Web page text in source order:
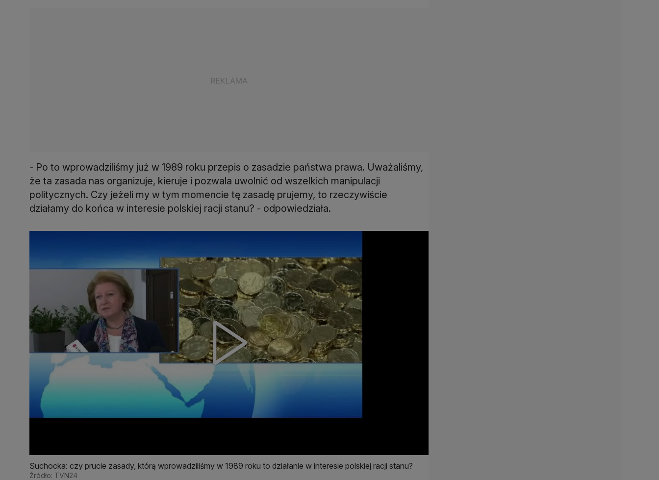
- Po to wprowadziliśmy już w 1989 roku przepis o zasadzie państwa prawa. Uważaliśmy,
że ta zasada nas organizuje, kieruje i pozwala uwolnić od wszelkich manipulacji
politycznych. Czy jeżeli my w tym momencie tę zasadę prujemy, to rzeczywiście
działamy do końca w interesie polskiej racji stanu? - odpowiedziała.
Suchocka: czy prucie zasady, którą wprowadziliśmy w 1989 roku to działanie w interesie polskiej racji stanu?
Źródło: TVN24